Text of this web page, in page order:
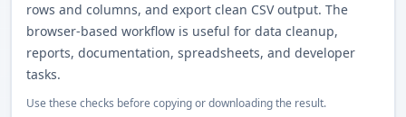
rows and columns, and export clean CSV output. The
browser-based workflow is useful for data cleanup,
reports, documentation, spreadsheets, and developer
tasks.
Use these checks before copying or downloading the result.